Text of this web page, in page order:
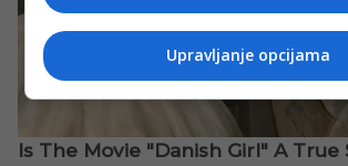
Upravljanje opcijama